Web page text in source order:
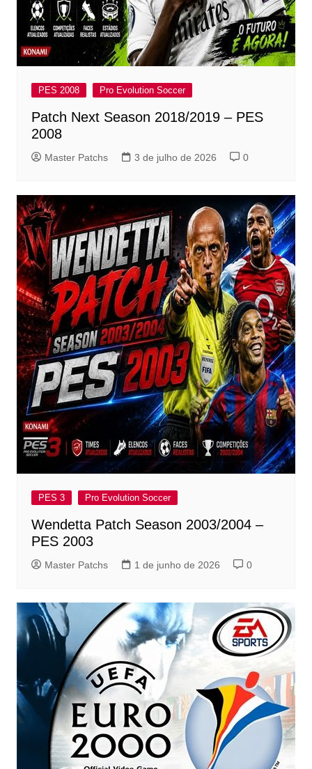
PES 2008 Pro Evolution Soccer
Patch Next Season 2018/2019 – PES
2008
Master Patchs 3 de julho de 2026 0
PES 3 Pro Evolution Soccer
Wendetta Patch Season 2003/2004 –
PES 2003
Master Patchs 1 de junho de 2026 0